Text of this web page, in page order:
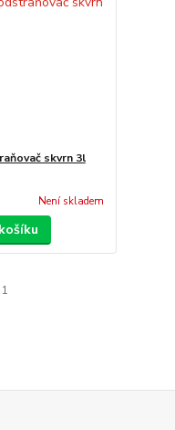
skvrn 3l
Není skladem